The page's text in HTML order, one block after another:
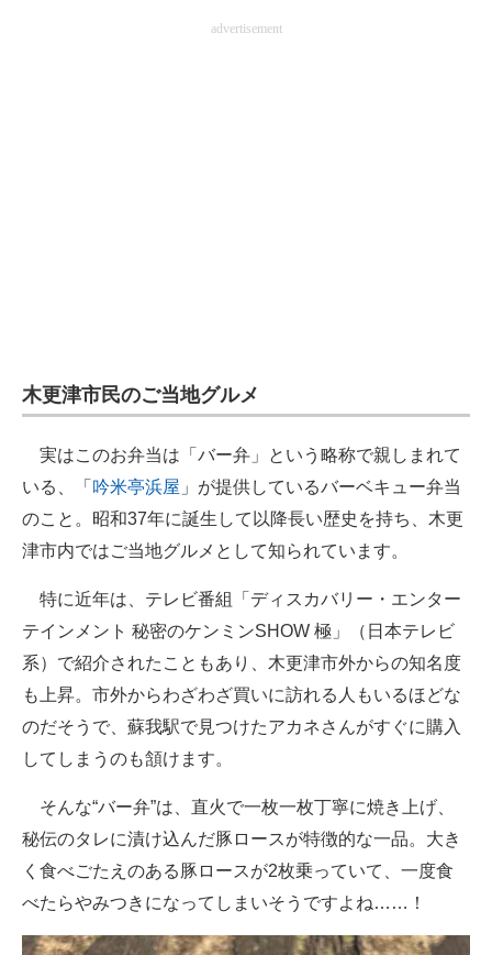
advertisement
木更津市民のご当地グルメ
実はこのお弁当は「バー弁」という略称で親しまれて
いる、「 吟米亭浜屋 」が提供しているバーベキュー弁当
のこと。昭和37年に誕生して以降長い歴史を持ち、木更
津市内ではご当地グルメとして知られています。
特に近年は、テレビ番組「ディスカバリー・エンター
テインメント 秘密のケンミンSHOW 極」（日本テレビ
系）で紹介されたこともあり、木更津市外からの知名度
も上昇。市外からわざわざ買いに訪れる人もいるほどな
のだそうで、蘇我駅で見つけたアカネさんがすぐに購入
してしまうのも頷けます。
そんな“バー弁”は、直火で一枚一枚丁寧に焼き上げ、
秘伝のタレに漬け込んだ豚ロースが特徴的な一品。大き
く食べごたえのある豚ロースが2枚乗っていて、一度食
べたらやみつきになってしまいそうですよね……！